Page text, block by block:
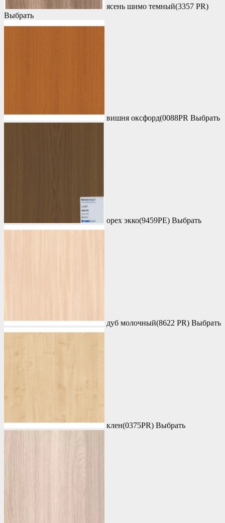
ясень шимо темный(3357 PR)
Выбрать
вишня оксфорд(0088PR Выбрать
орех экко(9459PE) Выбрать
дуб молочный(8622 PR) Выбрать
клен(0375PR) Выбрать